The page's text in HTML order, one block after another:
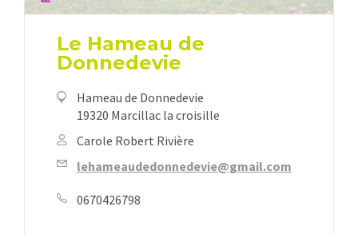
Le Hameau de
Donnedevie
Hameau de Donnedevie
19320 Marcillac la croisille
Carole Robert Rivière
lehameaudedonnedevie@gmail.com
0670426798